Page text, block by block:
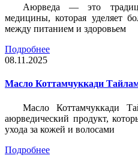
Аюрведа — это
медицины, которая уделяет
между питанием и здоровьем
Подробнее
08.11.2025
Масло Коттамчуккади
Масло Коттамчуккади
аюрведический продукт,
ухода за кожей и волосами
Подробнее